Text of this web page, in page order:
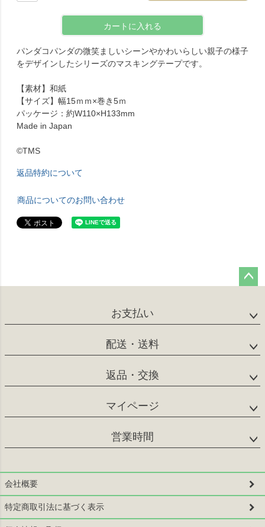
カートに入れる
パンダコパンダの微笑ましいシーンやかわいらしい親子の様子
をデザインしたシリーズのマスキングテープです。
【素材】和紙
【サイズ】幅15ｍｍ×巻き5ｍ
パッケージ：約W110×H133mm
Made in Japan
©TMS
返品特約について
商品についてのお問い合わせ
ップ
お支払い
配送・送料
返品・交換
マイページ
営業時間
会社概要
特定商取引法に基づく表示